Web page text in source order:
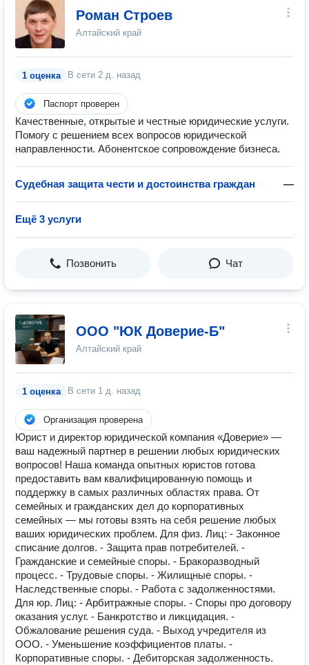
Роман Строев
Алтайский край
1 оценка В сети 2 д. назад
Паспорт проверен
Качественные, открытые и честные юридические услуги.
Помогу с решением всех вопросов юридической
направленности. Абонентское сопровождение бизнеса.
Судебная защита чести и достоинства граждан —
Ещё 3 услуги
Позвонить Чат
ООО "ЮК Доверие-Б"
Алтайский край
1 оценка В сети 1 д. назад
Организация проверена
Юрист и директор юридической компания «Доверие» —
ваш надежный партнер в решении любых юридических
вопросов! Наша команда опытных юристов готова
предоставить вам квалифицированную помощь и
поддержку в самых различных областях права. От
семейных и гражданских дел до корпоративных
семейных — мы готовы взять на себя решение любых
ваших юридических проблем. Для физ. Лиц: - Законное
списание долгов. - Защита прав потребителей. -
Гражданские и семейные споры. - Бракоразводный
процесс. - Трудовые споры. - Жилищные споры. -
Наследственные споры. - Работа с задолженностями.
Для юр. Лиц: - Арбитражные споры. - Споры про договору
оказания услуг. - Банкротство и ликцидация. -
Обжалование решения суда. - Выход учредителя из
ООО. - Уменьшение коэффициентов платы. -
Корпоративные споры. - Дебиторская задолженность.